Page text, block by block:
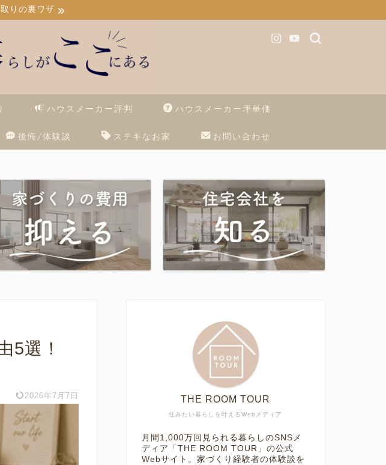
りの裏ワザ
ハウスメーカー評判 ハウスメーカー坪単価
後悔/体験談 ステキなお家 お問い合わせ
5選！
2026年7月7日
住みたい暮らしを叶えるWebメディア
THE ROOM TOUR
月間1,000万回見られる暮らしのSNSメ
ディア「THE ROOM TOUR」の公式
Webサイト。家づくり経験者の体験談を